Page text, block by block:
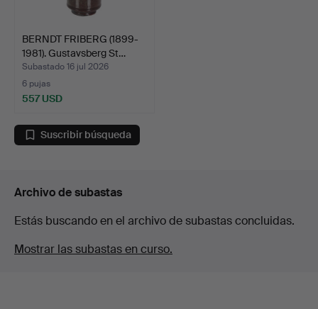
BERNDT FRIBERG (1899-
1981). Gustavsberg St…
Subastado 16 jul 2026
6 pujas
557 USD
Suscribir búsqueda
Archivo de subastas
Estás buscando en el archivo de subastas concluidas.
Mostrar las subastas en curso.